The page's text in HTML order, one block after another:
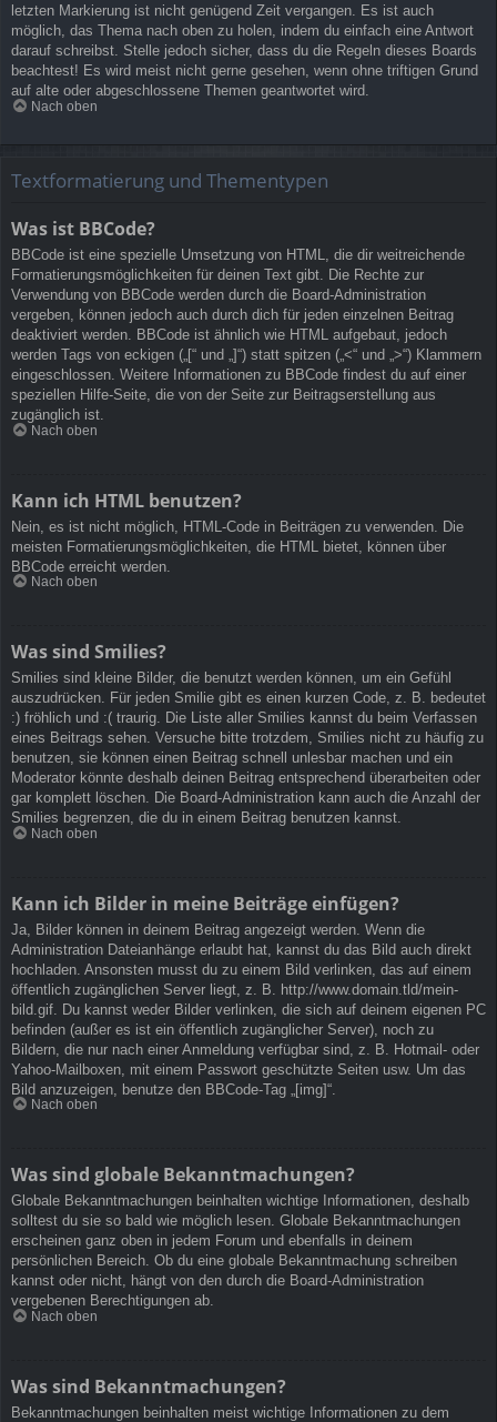
letzten Markierung ist nicht genügend Zeit vergangen. Es ist auch
möglich, das Thema nach oben zu holen, indem du einfach eine Antwort
darauf schreibst. Stelle jedoch sicher, dass du die Regeln dieses Boards
beachtest! Es wird meist nicht gerne gesehen, wenn ohne triftigen Grund
auf alte oder abgeschlossene Themen geantwortet wird.
Nach oben
Textformatierung und Thementypen
Was ist BBCode?
BBCode ist eine spezielle Umsetzung von HTML, die dir weitreichende
Formatierungsmöglichkeiten für deinen Text gibt. Die Rechte zur
Verwendung von BBCode werden durch die Board-Administration
vergeben, können jedoch auch durch dich für jeden einzelnen Beitrag
deaktiviert werden. BBCode ist ähnlich wie HTML aufgebaut, jedoch
werden Tags von eckigen („[“ und „]“) statt spitzen („<“ und „>“) Klammern
eingeschlossen. Weitere Informationen zu BBCode findest du auf einer
speziellen Hilfe-Seite, die von der Seite zur Beitragserstellung aus
zugänglich ist.
Nach oben
Kann ich HTML benutzen?
Nein, es ist nicht möglich, HTML-Code in Beiträgen zu verwenden. Die
meisten Formatierungsmöglichkeiten, die HTML bietet, können über
BBCode erreicht werden.
Nach oben
Was sind Smilies?
Smilies sind kleine Bilder, die benutzt werden können, um ein Gefühl
auszudrücken. Für jeden Smilie gibt es einen kurzen Code, z. B. bedeutet
:) fröhlich und :( traurig. Die Liste aller Smilies kannst du beim Verfassen
eines Beitrags sehen. Versuche bitte trotzdem, Smilies nicht zu häufig zu
benutzen, sie können einen Beitrag schnell unlesbar machen und ein
Moderator könnte deshalb deinen Beitrag entsprechend überarbeiten oder
gar komplett löschen. Die Board-Administration kann auch die Anzahl der
Smilies begrenzen, die du in einem Beitrag benutzen kannst.
Nach oben
Kann ich Bilder in meine Beiträge einfügen?
Ja, Bilder können in deinem Beitrag angezeigt werden. Wenn die
Administration Dateianhänge erlaubt hat, kannst du das Bild auch direkt
hochladen. Ansonsten musst du zu einem Bild verlinken, das auf einem
öffentlich zugänglichen Server liegt, z. B. http://www.domain.tld/mein-
bild.gif. Du kannst weder Bilder verlinken, die sich auf deinem eigenen PC
befinden (außer es ist ein öffentlich zugänglicher Server), noch zu
Bildern, die nur nach einer Anmeldung verfügbar sind, z. B. Hotmail- oder
Yahoo-Mailboxen, mit einem Passwort geschützte Seiten usw. Um das
Bild anzuzeigen, benutze den BBCode-Tag „[img]“.
Nach oben
Was sind globale Bekanntmachungen?
Globale Bekanntmachungen beinhalten wichtige Informationen, deshalb
solltest du sie so bald wie möglich lesen. Globale Bekanntmachungen
erscheinen ganz oben in jedem Forum und ebenfalls in deinem
persönlichen Bereich. Ob du eine globale Bekanntmachung schreiben
kannst oder nicht, hängt von den durch die Board-Administration
vergebenen Berechtigungen ab.
Nach oben
Was sind Bekanntmachungen?
Bekanntmachungen beinhalten meist wichtige Informationen zu dem